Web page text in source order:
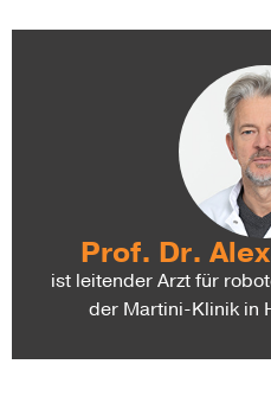
Prof. Dr.
ist leitender Arzt für
der Martini-Klinik in